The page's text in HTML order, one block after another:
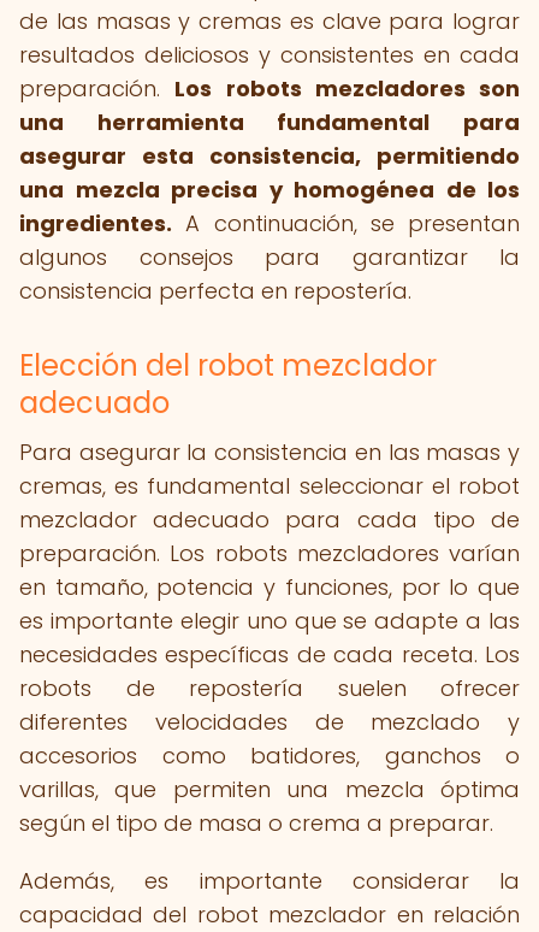
de las masas y cremas es clave para lograr
resultados deliciosos y consistentes en cada
preparación. Los robots mezcladores son
una herramienta fundamental para
asegurar esta consistencia, permitiendo
una mezcla precisa y homogénea de los
ingredientes. A continuación, se presentan
algunos consejos para garantizar la
consistencia perfecta en repostería.
Elección del robot mezclador
adecuado
Para asegurar la consistencia en las masas y
cremas, es fundamental seleccionar el robot
mezclador adecuado para cada tipo de
preparación. Los robots mezcladores varían
en tamaño, potencia y funciones, por lo que
es importante elegir uno que se adapte a las
necesidades específicas de cada receta. Los
robots de repostería suelen ofrecer
diferentes velocidades de mezclado y
accesorios como batidores, ganchos o
varillas, que permiten una mezcla óptima
según el tipo de masa o crema a preparar.
Además, es importante considerar la
capacidad del robot mezclador en relación